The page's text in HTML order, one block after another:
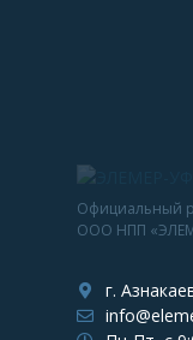
Официальный
ООО НПП
г.